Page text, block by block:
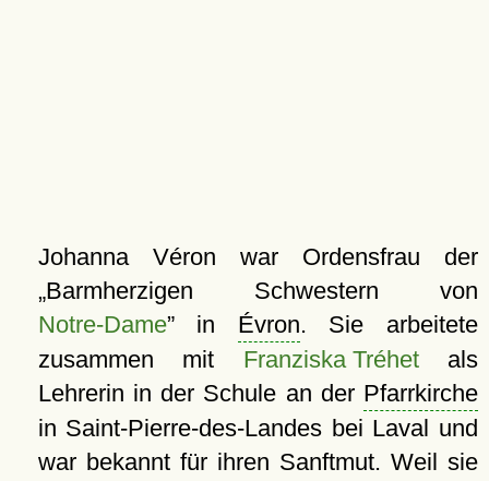
Johanna Véron war Ordensfrau der
Barmherzigen Schwestern von
Notre-Dame in Évron. Sie arbeitete
zusammen mit Franziska Tréhetals
Lehrerin in der Schule an der Pfarrkirche
in Saint-Pierre-des-Landes bei Laval und
war bekannt für ihren Sanftmut. Weil sie